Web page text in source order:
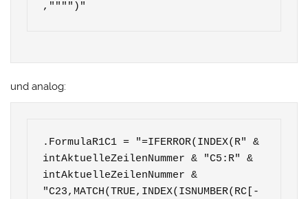
,"""")"
und analog:
.FormulaR1C1 = "=IFERROR(INDEX(R" &
intAktuelleZeilenNummer & "C5:R" &
intAktuelleZeilenNummer &
"C23,MATCH(TRUE,INDEX(ISNUMBER(RC[-